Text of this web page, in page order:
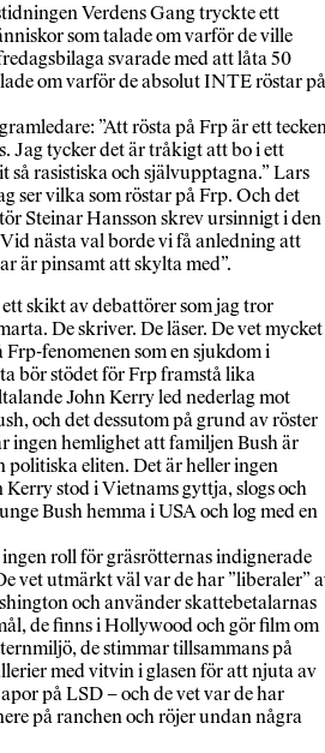
Verdens Gang tryckte ett
som talade om varför de ville
svarade med att låta 50
om varför de absolut INTE röstar på
”Att rösta på Frp är ett
Jag tycker det är tråkigt att bo i ett
rasistiska och självupptagna.” Lars
ser vilka som röstar på Frp. Och det
Steinar Hansson skrev ursinnigt i den
nästa val borde vi få anledning att
är pinsamt att skylta med”.
skikt av debattörer som jag tror
De skriver. De läser. De vet mycket
Frp-fenomenen som en sjukdom i
bör stödet för Frp framstå lika
John Kerry led nederlag mot
och det dessutom på grund av röster
ingen hemlighet att familjen Bush är
eliten. Det är heller ingen
stod i Vietnams gyttja, slogs och
Bush hemma i USA och log med en
roll för gräsrötternas indignerade
vet utmärkt väl var de har ”liberaler”
och använder skattebetalarnas
de finns i Hollywood och gör film om
de stimmar tillsammans på
med vitvin i glasen för att njuta av
på LSD – och de vet var de har
på ranchen och röjer undan några